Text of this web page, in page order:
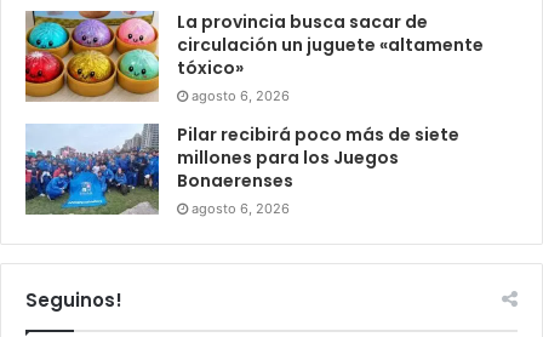
La provincia busca sacar de
circulación un juguete «altamente
tóxico»
agosto 6, 2026
Pilar recibirá poco más de siete
millones para los Juegos
Bonaerenses
agosto 6, 2026
Seguinos!